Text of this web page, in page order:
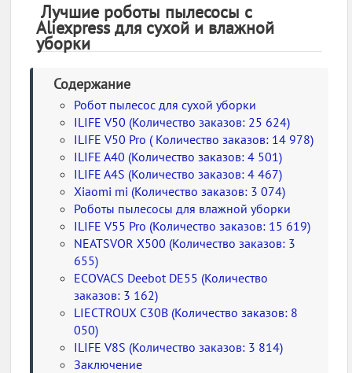
Лучшие роботы пылесосы с
Aliexpress для сухой и влажной
уборки
Содержание
Робот пылесос для сухой уборки
ILIFE V50 (Количество заказов: 25 624)
ILIFE V50 Pro ( Количество заказов: 14 978)
ILIFE A40 (Количество заказов: 4 501)
ILIFE A4S (Количество заказов: 4 467)
Xiaomi mi (Количество заказов: 3 074)
Роботы пылесосы для влажной уборки
ILIFE V55 Pro (Количество заказов: 15 619)
NEATSVOR X500 (Количество заказов: 3
655)
ECOVACS Deebot DE55 (Количество
заказов: 3 162)
LIECTROUX C30B (Количество заказов: 8
050)
ILIFE V8S (Количество заказов: 3 814)
Заключение